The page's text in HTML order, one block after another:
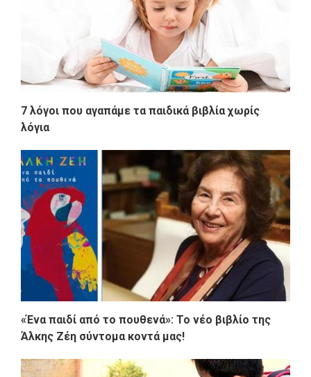
7 λόγοι που αγαπάμε τα παιδικά βιβλία χωρίς
λόγια
«Ένα παιδί από το πουθενά»: Το νέο βιβλίο της
Άλκης Ζέη σύντομα κοντά μας!